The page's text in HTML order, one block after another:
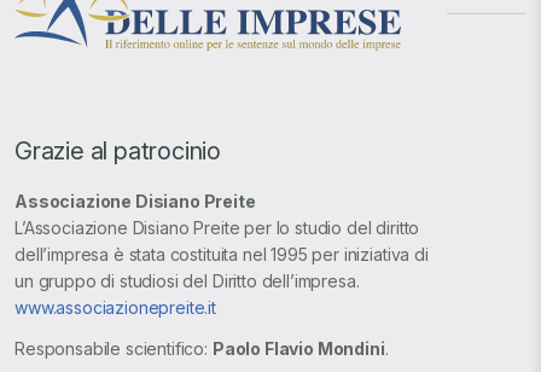
Grazie al patrocinio
Associazione Disiano Preite
L’Associazione Disiano Preite per lo studio del diritto
dell’impresa è stata costituita nel 1995 per iniziativa di
un gruppo di studiosi del Diritto dell’impresa.
www.associazionepreite.it
Responsabile scientifico: Paolo Flavio Mondini.